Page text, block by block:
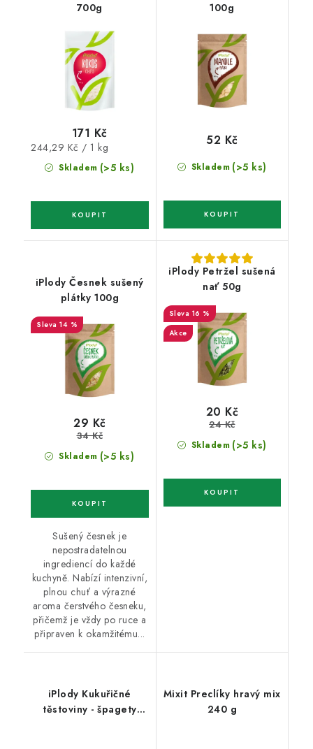
700g
Skladem (>5 ks)
171 Kč
Měrná
cena:
244,29 Kč / 1 kg
100g
Skladem (>5 ks)
52 Kč
iPlody Česnek sušený
plátky 100g
14 %
Skladem (>5 ks)
29 Kč
34 Kč
Sušený česnek je
nepostradatelnou
ingrediencí do každé
kuchyně. Nabízí intenzivní,
plnou chuť a výrazné
aroma čerstvého česneku,
přičemž je vždy po ruce a
připraven k okamžitému...
iPlody Petržel sušená
nať 50g
16 %
Akce
Skladem (>5 ks)
20 Kč
24 Kč
iPlody Kukuřičné
těstoviny - špagety
Mixit Preclíky hravý mix
240 g